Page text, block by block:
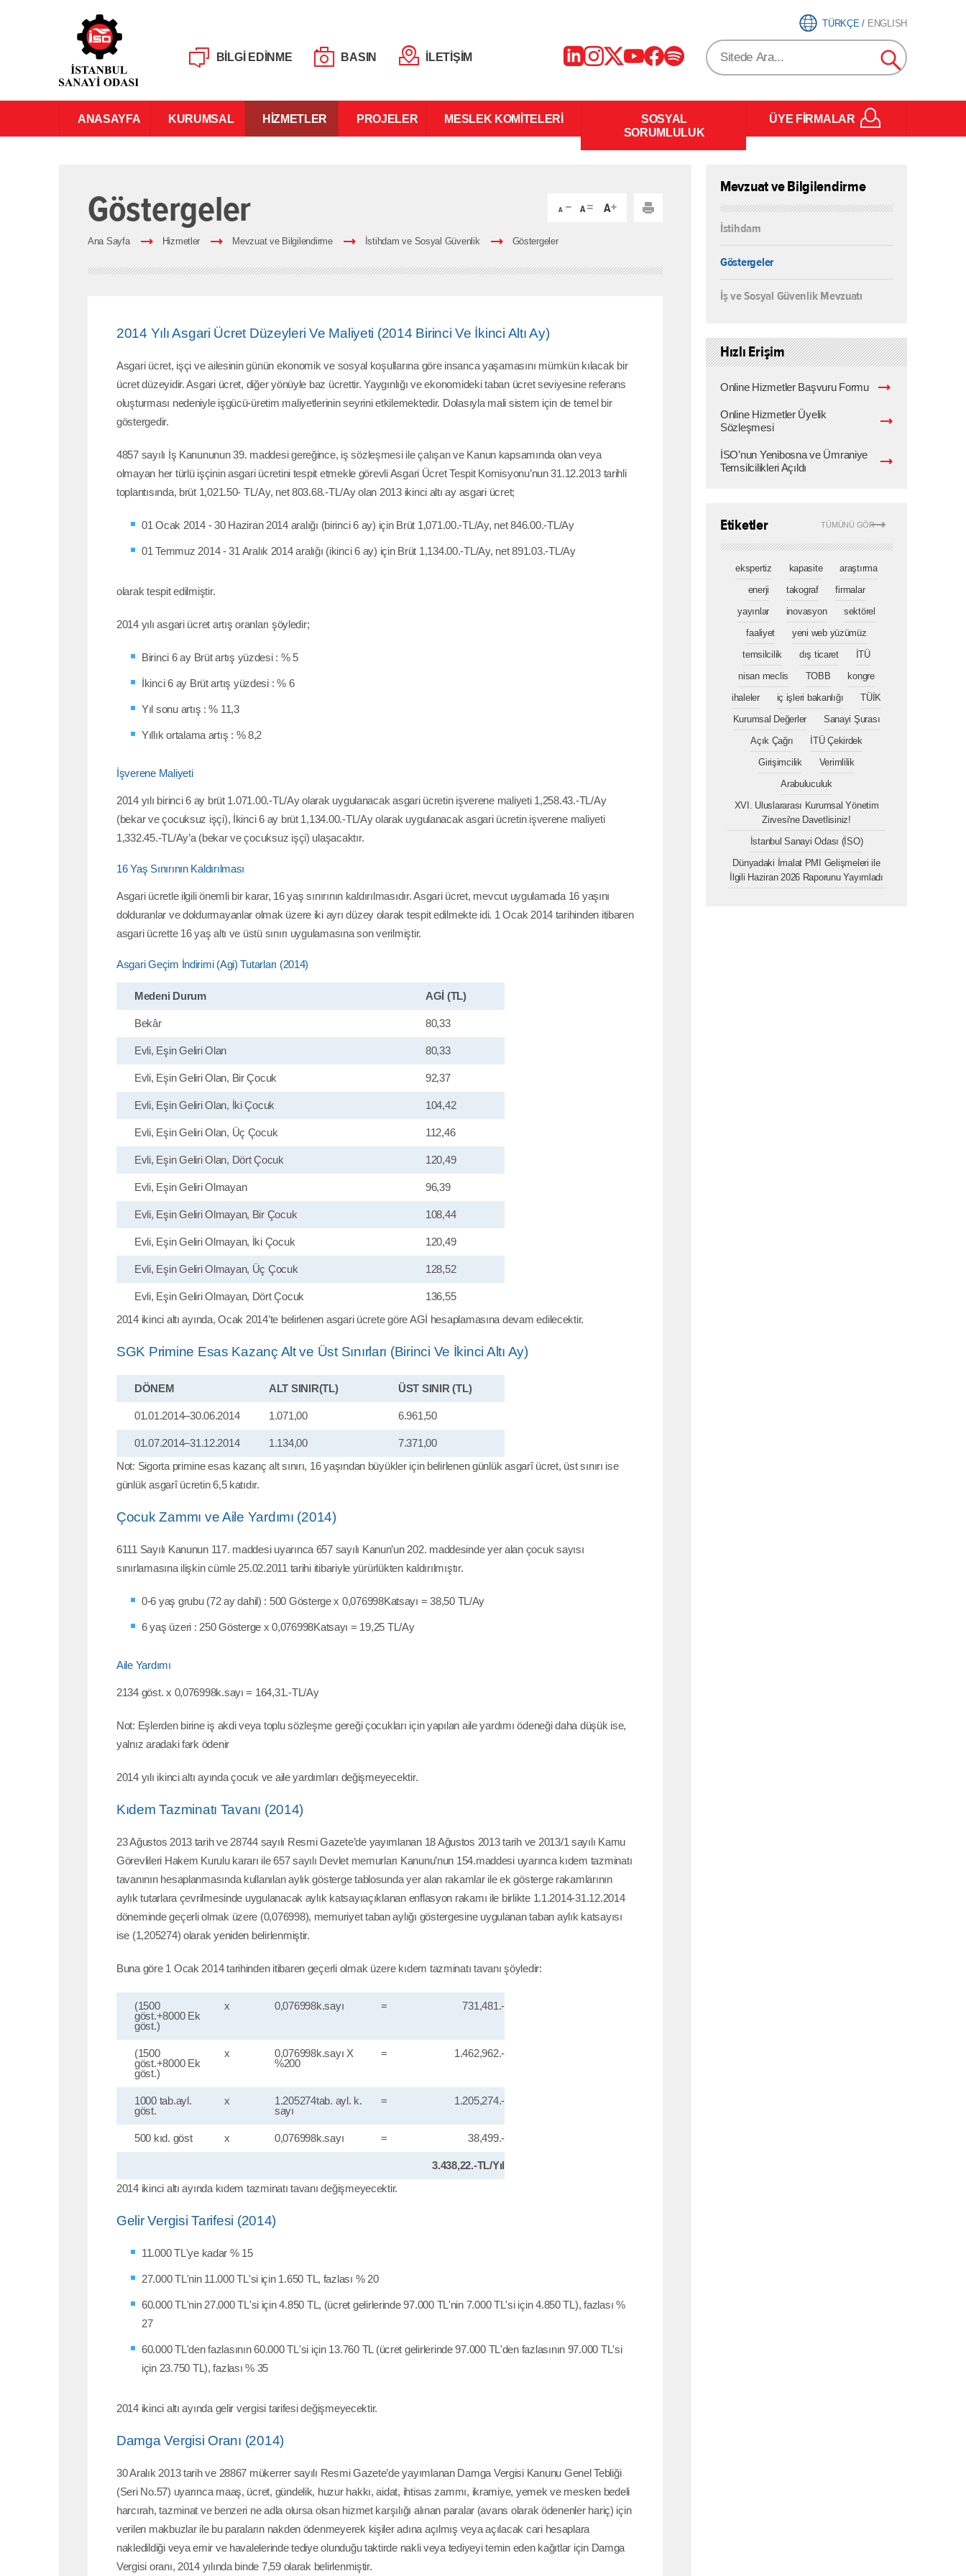
TÜRKÇE/ ENGLISH
ANASAYFA KURUMSAL HİZMETLER PROJELER MESLEK KOMİTELERİ
SOSYAL
SORUMLULUK
ÜYE FİRMALAR
BİLGİ EDİNME BASIN İLETİŞİM
Göstergeler
Ana Sayfa Hizmetler Mevzuat ve Bilgilendirme İstihdam ve Sosyal Güvenlik Göstergeler
2014 Yılı Asgari Ücret Düzeyleri Ve Maliyeti (2014 Birinci Ve İkinci Altı Ay)
Asgari ücret, işçi ve ailesinin günün ekonomik ve sosyal koşullarına göre insanca yaşamasını mümkün kılacak bir
ücret düzeyidir. Asgari ücret, diğer yönüyle baz ücrettir. Yaygınlığı ve ekonomideki taban ücret seviyesine referans
oluşturması nedeniyle işgücü-üretim maliyetlerinin seyrini etkilemektedir. Dolasıyla mali sistem için de temel bir
göstergedir.
4857 sayılı İş Kanununun 39. maddesi gereğince, iş sözleşmesi ile çalışan ve Kanun kapsamında olan veya
olmayan her türlü işçinin asgari ücretini tespit etmekle görevli Asgari Ücret Tespit Komisyonu’nun 31.12.2013 tarihli
toplantısında, brüt 1,021.50- TL/Ay, net 803.68.-TL/Ay olan 2013 ikinci altı ay asgari ücret;
01 Ocak 2014 - 30 Haziran 2014 aralığı (birinci 6 ay) için Brüt 1,071.00.-TL/Ay, net 846.00.-TL/Ay
01 Temmuz 2014 - 31 Aralık 2014 aralığı (ikinci 6 ay) için Brüt 1,134.00.-TL/Ay, net 891.03.-TL/Ay
olarak tespit edilmiştir.
2014 yılı asgari ücret artış oranları şöyledir;
Birinci 6 ay Brüt artış yüzdesi : % 5
İkinci 6 ay Brüt artış yüzdesi : % 6
Yıl sonu artış : % 11,3
Yıllık ortalama artış : % 8,2
İşverene Maliyeti
2014 yılı birinci 6 ay brüt 1.071.00.-TL/Ay olarak uygulanacak asgari ücretin işverene maliyeti 1,258.43.-TL/Ay
(bekar ve çocuksuz işçi), İkinci 6 ay brüt 1,134.00.-TL/Ay olarak uygulanacak asgari ücretin işverene maliyeti
1,332.45.-TL/Ay’a (bekar ve çocuksuz işçi) ulaşacaktır.
16 Yaş Sınırının Kaldırılması
Asgari ücretle ilgili önemli bir karar, 16 yaş sınırının kaldırılmasıdır. Asgari ücret, mevcut uygulamada 16 yaşını
dolduranlar ve doldurmayanlar olmak üzere iki ayrı düzey olarak tespit edilmekte idi. 1 Ocak 2014 tarihinden itibaren
asgari ücrette 16 yaş altı ve üstü sınırı uygulamasına son verilmiştir.
Asgari Geçim İndirimi (Agi) Tutarları (2014)
Medeni Durum AGİ (TL)
Bekâr 80,33
Evli, Eşin Geliri Olan 80,33
Evli, Eşin Geliri Olan, Bir Çocuk 92,37
Evli, Eşin Geliri Olan, İki Çocuk 104,42
Evli, Eşin Geliri Olan, Üç Çocuk 112,46
Evli, Eşin Geliri Olan, Dört Çocuk 120,49
Evli, Eşin Geliri Olmayan 96,39
Evli, Eşin Geliri Olmayan, Bir Çocuk 108,44
Evli, Eşin Geliri Olmayan, İki Çocuk 120,49
Evli, Eşin Geliri Olmayan, Üç Çocuk 128,52
Evli, Eşin Geliri Olmayan, Dört Çocuk
136,55
2014 ikinci altı ayında, Ocak 2014’te belirlenen asgari ücrete göre AGİ hesaplamasına devam edilecektir.
SGK Primine Esas Kazanç Alt ve Üst Sınırları (Birinci Ve İkinci Altı Ay)
DÖNEM ALT SINIR(TL) ÜST SINIR (TL)
01.01.2014–30.06.2014 1.071,00 6.961,50
01.07.2014–31.12.2014 1.134,00
7.371,00
Not: Sigorta primine esas kazanç alt sınırı, 16 yaşından büyükler için belirlenen günlük asgarî ücret, üst sınırı ise
günlük asgarî ücretin 6,5 katıdır.
Çocuk Zammı ve Aile Yardımı (2014)
6111 Sayılı Kanunun 117. maddesi uyarınca 657 sayılı Kanun’un 202. maddesinde yer alan çocuk sayısı
sınırlamasına ilişkin cümle 25.02.2011 tarihi itibariyle yürürlükten kaldırılmıştır.
0-6 yaş grubu (72 ay dahil) : 500 Gösterge x 0,076998Katsayı = 38,50 TL/Ay
6 yaş üzeri : 250 Gösterge x 0,076998Katsayı = 19,25 TL/Ay
Aile Yardımı
2134 göst. x 0,076998k.sayı = 164,31.-TL/Ay
Not: Eşlerden birine iş akdi veya toplu sözleşme gereği çocukları için yapılan aile yardımı ödeneği daha düşük ise,
yalnız aradaki fark ödenir
2014 yılı ikinci altı ayında çocuk ve aile yardımları değişmeyecektir.
Kıdem Tazminatı Tavanı (2014)
23 Ağustos 2013 tarih ve 28744 sayılı Resmi Gazete’de yayımlanan 18 Ağustos 2013 tarih ve 2013/1 sayılı Kamu
Görevlileri Hakem Kurulu kararı ile 657 sayılı Devlet memurları Kanunu’nun 154.maddesi uyarınca kıdem tazminatı
tavanının hesaplanmasında kullanılan aylık gösterge tablosunda yer alan rakamlar ile ek gösterge rakamlarının
aylık tutarlara çevrilmesinde uygulanacak aylık katsayıaçıklanan enflasyon rakamı ile birlikte 1.1.2014-31.12.2014
döneminde geçerli olmak üzere (0,076998), memuriyet taban aylığı göstergesine uygulanan taban aylık katsayısı
ise (1,205274) olarak yeniden belirlenmiştir.
Buna göre 1 Ocak 2014 tarihinden itibaren geçerli olmak üzere kıdem tazminatı tavanı şöyledir:
(1500
göst.+8000 Ek
göst.)
x 0,076998k.sayı = 731,481.-
(1500
göst.+8000 Ek
göst.)
x
0,076998k.sayı X
%200
= 1.462,962.-
1000 tab.ayl.
göst.
x
1.205274tab. ayl. k.
sayı
= 1.205,274.-
500 kıd. göst x 0,076998k.sayı = 38,499.-
3.438,22.-TL/Yıl
2014 ikinci altı ayında kıdem tazminatı tavanı değişmeyecektir.
Gelir Vergisi Tarifesi (2014)
11.000 TL'ye kadar % 15
27.000 TL'nin 11.000 TL'si için 1.650 TL, fazlası % 20
60.000 TL'nin 27.000 TL'si için 4.850 TL, (ücret gelirlerinde 97.000 TL'nin 7.000 TL'si için 4.850 TL), fazlası %
27
60.000 TL'den fazlasının 60.000 TL'si için 13.760 TL (ücret gelirlerinde 97.000 TL'den fazlasının 97.000 TL'si
için 23.750 TL), fazlası % 35
2014 ikinci altı ayında gelir vergisi tarifesi değişmeyecektir.
Damga Vergisi Oranı (2014)
30 Aralık 2013 tarih ve 28867 mükerrer sayılı Resmi Gazete’de yayımlanan Damga Vergisi Kanunu Genel Tebliği
(Seri No.57) uyarınca maaş, ücret, gündelik, huzur hakkı, aidat, ihtisas zammı, ikramiye, yemek ve mesken bedeli
harcırah, tazminat ve benzeri ne adla olursa olsan hizmet karşılığı alınan paralar (avans olarak ödenenler hariç) için
verilen makbuzlar ile bu paraların nakden ödenmeyerek kişiler adına açılmış veya açılacak cari hesaplara
nakledildiği veya emir ve havalelerinde tediye olunduğu taktirde nakli veya tediyeyi temin eden kağıtlar için Damga
Vergisi oranı, 2014 yılında binde 7,59 olarak belirlenmiştir.
Mevzuat ve Bilgilendirme
İstihdam
Göstergeler
İş ve Sosyal Güvenlik Mevzuatı
Hızlı Erişim
Online Hizmetler Başvuru Formu
Online Hizmetler Üyelik
Sözleşmesi
İSO’nun Yenibosna ve Ümraniye
Temsilcilikleri Açıldı
TÜMÜNÜ GÖR
Etiketler
ekspertiz kapasite
araştırma
enerji
takograf
firmalar
yayınlar
inovasyon
sektörel
faaliyet
yeni web yüzümüz
temsilcilik
dış ticaret
İTÜ
nisan meclis
TOBB
kongre
ihaleler
iç işleri bakanlığı
TÜİK
Kurumsal Değerler
Sanayi Şurası
Açık Çağrı
İTÜ Çekirdek
Girişimcilik
Verimlilik
Arabuluculuk
XVI. Uluslararası Kurumsal Yönetim
Zirvesi'ne Davetlisiniz!
İstanbul Sanayi Odası (İSO)
Dünyadaki İmalat PMI Gelişmeleri ile
İlgili Haziran 2026 Raporunu Yayımladı